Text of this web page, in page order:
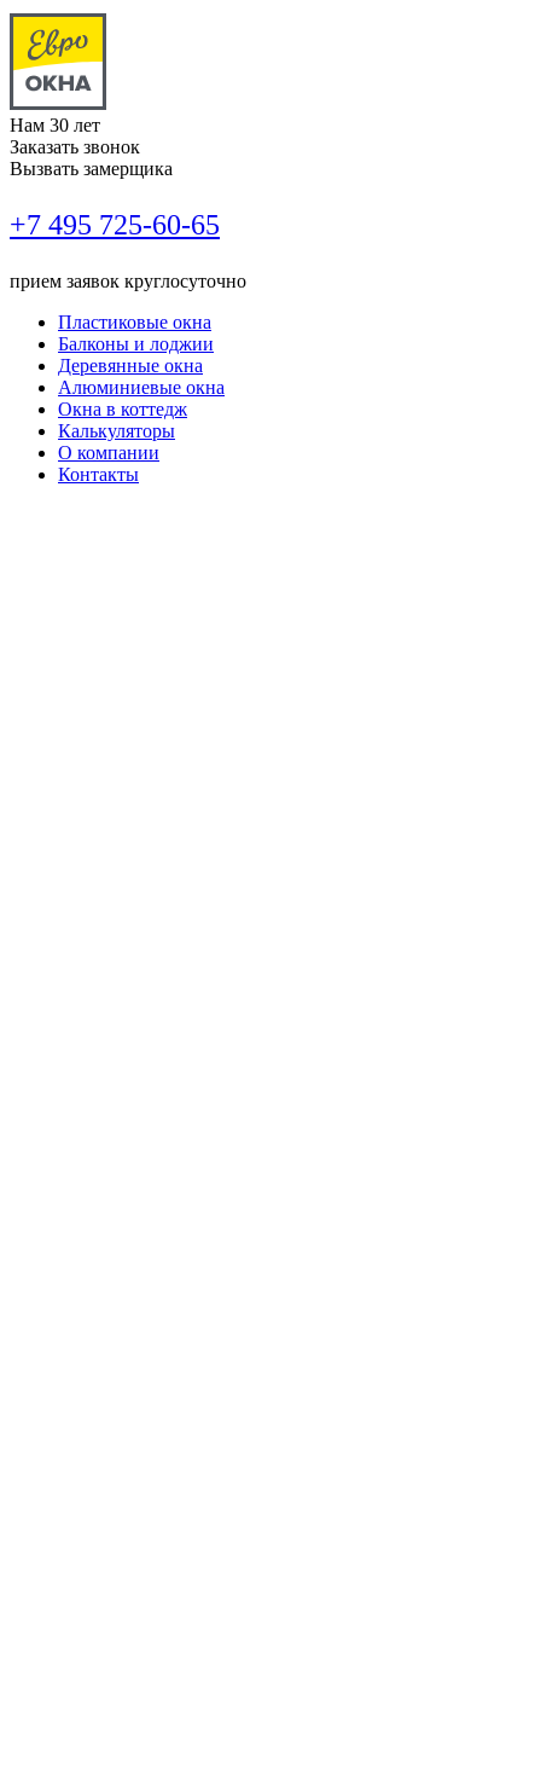
Нам 30 лет
Заказать звонок
Вызвать замерщика
+7 495 725-60-65
прием заявок круглосуточно
Пластиковые окна
Балконы и лоджии
Деревянные окна
Алюминиевые окна
Окна в коттедж
Калькуляторы
О компании
Контакты